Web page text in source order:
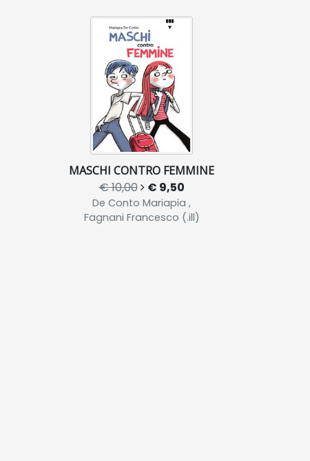
MASCHI CONTRO FEMMINE
€ 10,00 € 9,50
De Conto Mariapia ,
Fagnani Francesco (.ill)